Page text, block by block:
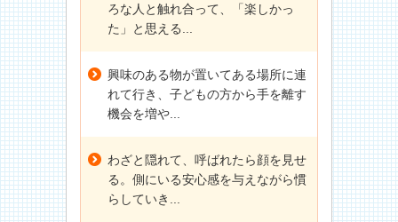
ろな人と触れ合って、「楽しかっ
た」と思える...
興味のある物が置いてある場所に連
れて行き、子どもの方から手を離す
機会を増や...
わざと隠れて、呼ばれたら顔を見せ
る。側にいる安心感を与えながら慣
らしていき...